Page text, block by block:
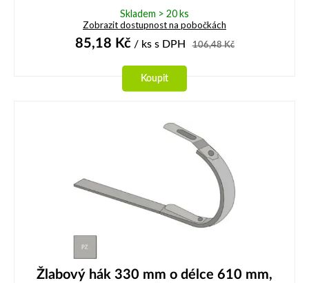
Skladem > 20 ks
Zobrazit dostupnost na pobočkách
85,18 Kč/ ks s DPH 106,48Kč
Koupit
Žlabový hák 330 mm o délce 610 mm,